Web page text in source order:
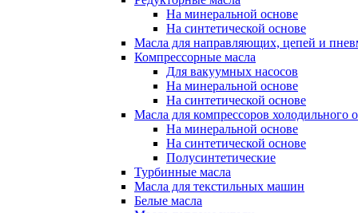
На минеральной основе
На синтетической основе
Масла для направляющих, цепей и
Компрессорные масла
Для вакуумных насосов
На минеральной основе
На синтетической основе
Масла для компрессоров холодильного
На минеральной основе
На синтетической основе
Полусинтетические
Турбинные масла
Масла для текстильных машин
Белые масла